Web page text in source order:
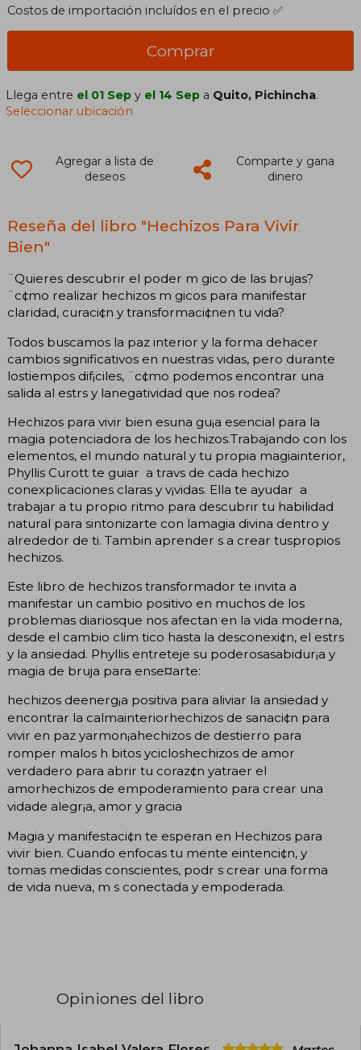
Costos de importación incluídos en el precio ✅
Comprar
Llega entre el 01 Sep y el 14 Sep a Quito, Pichincha.
Seleccionar ubicación
Agregar a lista de
deseos
Comparte y gana
dinero
Reseña del libro "Hechizos Para Vivir
Bien"
¨Quieres descubrir el poder m gico de las brujas?
¨c¢mo realizar hechizos m gicos para manifestar
claridad, curaci¢n y transformaci¢nen tu vida?
Todos buscamos la paz interior y la forma dehacer
cambios significativos en nuestras vidas, pero durante
lostiempos dif¡ciles, ¨c¢mo podemos encontrar una
salida al estrs y lanegatividad que nos rodea?
Hechizos para vivir bien esuna gu¡a esencial para la
magia potenciadora de los hechizos.Trabajando con los
elementos, el mundo natural y tu propia magiainterior,
Phyllis Curott te guiar a travs de cada hechizo
conexplicaciones claras y v¡vidas. Ella te ayudar a
trabajar a tu propio ritmo para descubrir tu habilidad
natural para sintonizarte con lamagia divina dentro y
alrededor de ti. Tambin aprender s a crear tuspropios
hechizos.
Este libro de hechizos transformador te invita a
manifestar un cambio positivo en muchos de los
problemas diariosque nos afectan en la vida moderna,
desde el cambio clim tico hasta la desconexi¢n, el estrs
y la ansiedad. Phyllis entreteje su poderosasabidur¡a y
magia de bruja para ense¤arte:
hechizos deenerg¡a positiva para aliviar la ansiedad y
encontrar la calmainteriorhechizos de sanaci¢n para
vivir en paz yarmon¡ahechizos de destierro para
romper malos h bitos ycicloshechizos de amor
verdadero para abrir tu coraz¢n yatraer el
amorhechizos de empoderamiento para crear una
vidade alegr¡a, amor y gracia
Magia y manifestaci¢n te esperan en Hechizos para
vivir bien. Cuando enfocas tu mente eintenci¢n, y
tomas medidas conscientes, podr s crear una forma
de vida nueva, m s conectada y empoderada.
Opiniones del libro